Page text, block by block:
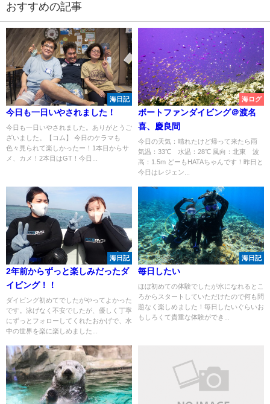
おすすめの記事
海日記
今日も一日いやされました！
今日も一日いやされました。ありがとうご
ざいました。【コム】 今日のケラマも
色々見られて楽しかったー！1本目からサ
メ、カメ！2本目はGT！今日...
海ログ
ボートファンダイビング＠渡名
喜、慶良間
今日の天気：晴れたけど帰って来たら雨
気温：33℃ 水温：28℃ 風向：北東 波
高：1.5m どーもHATAちゃんです！昨日と
今日はレジェン...
海日記
2年前からずっと楽しみだったダ
イビング！！
ダイビング初めてでしたがやってよかった
です。泳げなく不安でしたが、優しく丁寧
にずっとフォローしてくれたおかげで、水
中の世界を楽に楽しめました...
海日記
毎日したい
ほぼ初めての体験でしたが水になれるとこ
ろからスタートしていただけたので何も問
題なく楽しめました！毎日したいぐらいお
もしろくて貴重な体験ができ...